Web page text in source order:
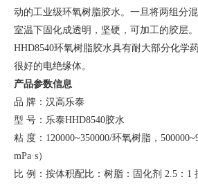
动的工业级环氧树脂胶水。一旦将两组分
室温下固化成透明，坚硬，可加工的胶层
HHD8540环氧树脂胶水具有耐大部分化学
很好的电绝缘体。
产品参数信息
品 牌：汉高乐泰
型 号：乐泰HHD8540胶水
粘 度： 120000~350000/环氧树脂，
mPa·s）
比 例：按体积配比：树脂：固化剂 2.5：1